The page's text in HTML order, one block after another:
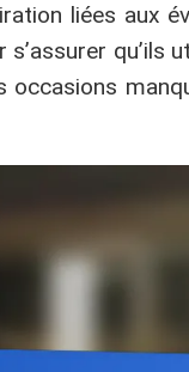
liées aux
qu’ils